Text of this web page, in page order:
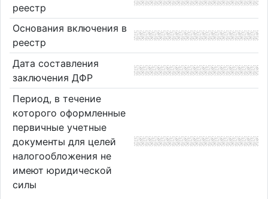
реестр
Основания включения в
реестр
Дата составления
заключения ДФР
Период, в течение
которого оформленные
первичные учетные
документы для целей
налогообложения не
имеют юридической
силы